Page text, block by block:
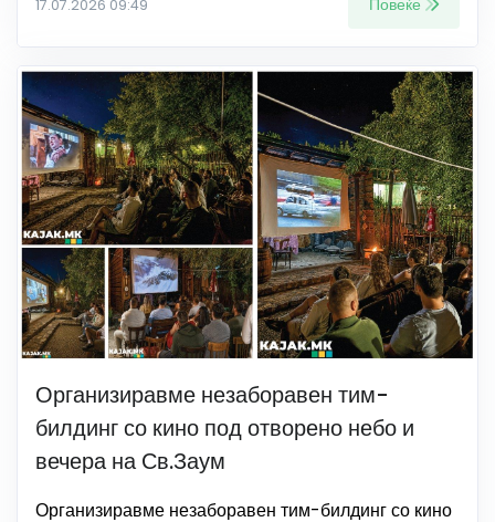
17.07.2026 09:49 Повеќе
Организиравме незаборавен тим-
билдинг со кино под отворено небо и
вечера на Св.Заум
Организиравме незаборавен тим-билдинг со кино